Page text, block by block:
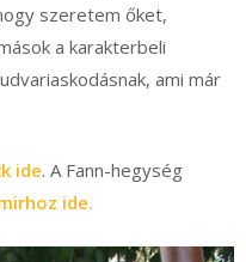
szeretem őket,
a karakterbeli
ami már
ide. A Fann-hegység
ide.